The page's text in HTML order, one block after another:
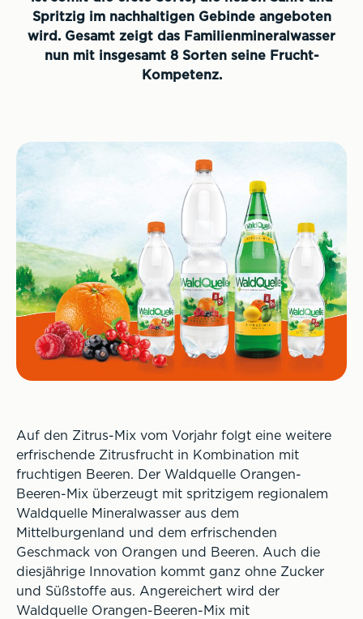
Spritzig im nachhaltigen Gebinde angeboten
wird. Gesamt zeigt das Familienmineralwasser
nun mit insgesamt 8 Sorten seine Frucht-
Kompetenz.
Auf den Zitrus-Mix vom Vorjahr folgt eine weitere
erfrischende Zitrusfrucht in Kombination mit
fruchtigen Beeren. Der Waldquelle Orangen-
Beeren-Mix überzeugt mit spritzigem regionalem
Waldquelle Mineralwasser aus dem
Mittelburgenland und dem erfrischenden
Geschmack von Orangen und Beeren. Auch die
diesjährige Innovation kommt ganz ohne Zucker
und Süßstoffe aus. Angereichert wird der
Waldquelle Orangen-Beeren-Mix mit